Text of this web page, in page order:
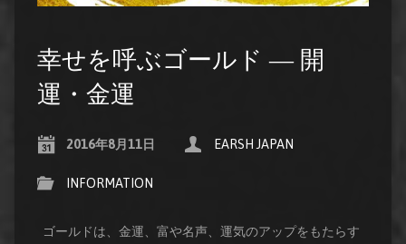
幸せを呼ぶゴールド ― 開
運・金運
2016年8月11日 EARSH JAPAN
INFORMATION
ゴールドは、金運、富や名声、運気のアップをもたらす